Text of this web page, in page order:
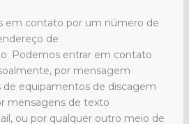
em contato por um número de
de
Podemos entrar em contato
por mensagem
de equipamentos de discagem
mensagens de texto
ou por qualquer outro meio de